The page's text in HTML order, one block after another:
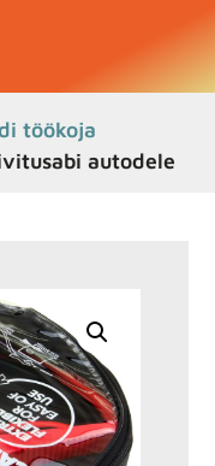
töökoja
autodele